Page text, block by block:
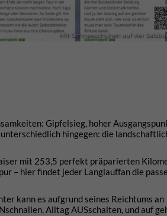
Mit Schneeschuhen auf vier
Gipfelsieg, hoher
hingegen: die
mit 253,5 perfekt präparierten
– hier findet jeder Langlauffan die
kann es aufgrund seines Reichtums an
Alltag AUSschalten, und auf